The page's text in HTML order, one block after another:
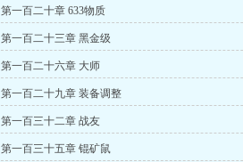
第一百二十章 633物质
第一百二十三章 黑金级
第一百二十六章 大师
第一百二十九章 装备调整
第一百三十二章 战友
第一百三十五章 锟矿鼠